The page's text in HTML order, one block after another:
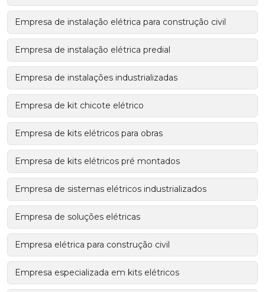
Empresa de instalação elétrica para construção civil
Empresa de instalação elétrica predial
Empresa de instalações industrializadas
Empresa de kit chicote elétrico
Empresa de kits elétricos para obras
Empresa de kits elétricos pré montados
Empresa de sistemas elétricos industrializados
Empresa de soluções elétricas
Empresa elétrica para construção civil
Empresa especializada em kits elétricos